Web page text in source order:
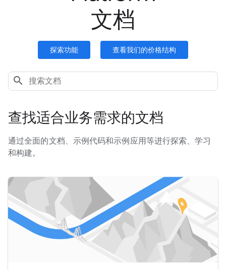
文档
探索功能 查看我们的价格结构
查找适合业务需求的文档
通过全面的文档、示例代码和示例应用等进行探索、学习
和构建。